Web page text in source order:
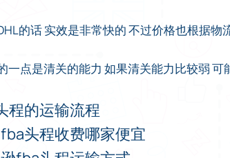
的话 实效是非常快的 不过价格也根据
一点是清关的能力 如果清关能力比较弱
程的运输流程
头程收费哪家便宜